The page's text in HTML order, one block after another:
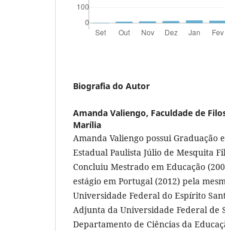
Biografia do Autor
Amanda Valiengo, Faculdade de
Marília
Amanda Valiengo possui Graduação
Estadual Paulista Júlio de Mesquita
Concluiu Mestrado em Educação
estágio em Portugal (2012) pela
Universidade Federal do Espírito
Adjunta da Universidade Federal de
Departamento de Ciências da